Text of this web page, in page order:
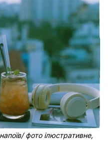
фото ілюстративне,